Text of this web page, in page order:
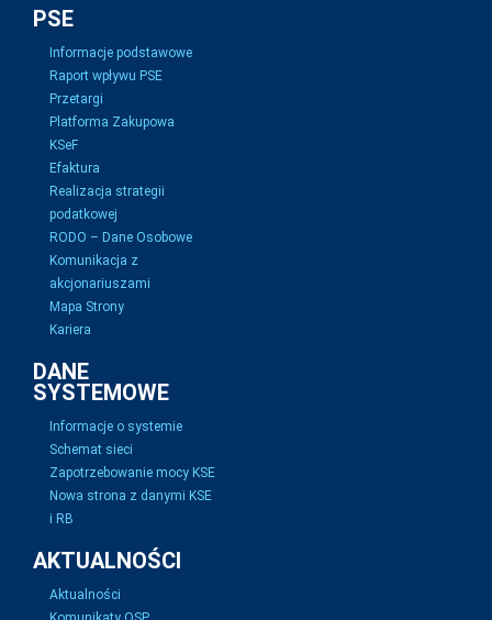
PSE
Informacje podstawowe
Raport wpływu PSE
Przetargi
Platforma Zakupowa
KSeF
Efaktura
Realizacja strategii
podatkowej
RODO – Dane Osobowe
Komunikacja z
akcjonariuszami
Mapa Strony
Kariera
DANE
SYSTEMOWE
Informacje o systemie
Schemat sieci
Zapotrzebowanie mocy KSE
Nowa strona z danymi KSE
i RB
AKTUALNOŚCI
Aktualności